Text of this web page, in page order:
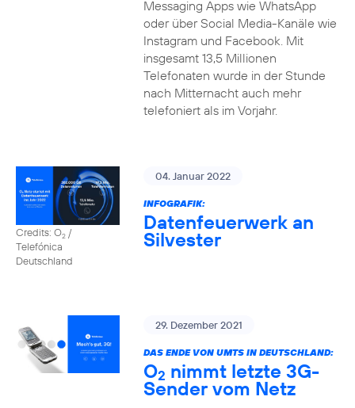
Messaging Apps wie WhatsApp
oder über Social Media-Kanäle wie
Instagram und Facebook. Mit
insgesamt 13,5 Millionen
Telefonaten wurde in der Stunde
nach Mitternacht auch mehr
telefoniert als im Vorjahr.
Credits: O2 /
Telefónica
Deutschland
04. Januar 2022
INFOGRAFIK:
Datenfeuerwerk an
Silvester
29. Dezember 2021
DAS ENDE VON UMTS IN DEUTSCHLAND:
O2 nimmt letzte 3G-
Sender vom Netz